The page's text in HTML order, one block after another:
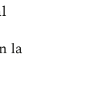
la